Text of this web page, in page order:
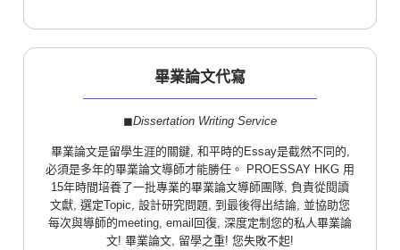
畢業論文代寫
◼︎Dissertation Writing Service
畢業論文是留學生涯的關鍵, 和平時的Essay是截然不同的,
必須是多年的畢業論文導師才能勝任。 PROESSAY HKG 用
15年時間培養了一批專業的畢業論文導師團隊, 負責從閱讀
文獻, 選定Topic, 設計研究問題, 到最後得出結論, 並協助您
每次與導師的meeting, email回復, 深度定制您的私人畢業論
文! 畢業論文, 留學之重! 您失敗不起!